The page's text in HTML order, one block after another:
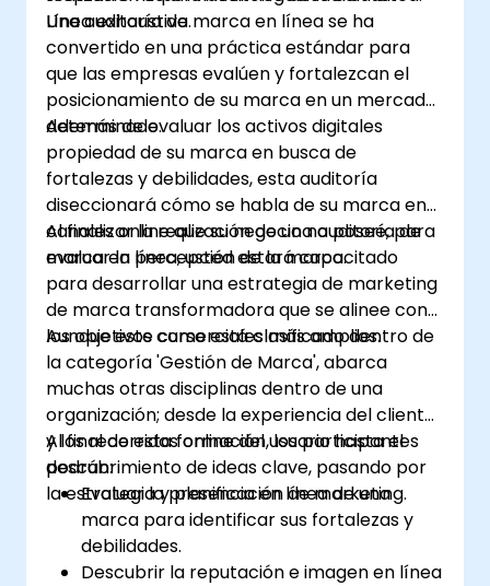
Línea exhaustiva.
Una auditoría de marca en línea se ha
convertido en una práctica estándar para
que las empresas evalúen y fortalezcan el
posicionamiento de su marca en un mercado
determinado.
Además de evaluar los activos digitales
propiedad de su marca en busca de
fortalezas y debilidades, esta auditoría
diseccionará cómo se habla de su marca en
canales online que su negocio no posee, para
evaluar la percepción de la marca.
Al finalizar la realización de una auditoría de
marca en línea, usted estará capacitado
para desarrollar una estrategia de marketing
de marca transformadora que se alinee con
los objetivos comerciales más amplios.
Aunque este curso está clasificado dentro de
la categoría 'Gestión de Marca', abarca
muchas otras disciplinas dentro de una
organización; desde la experiencia del cliente
y los recorridos online del usuario hasta el
descubrimiento de ideas clave, pasando por
la estrategia y planificación de marketing.
Al final de esta formación, los participantes
podrán:
Evaluar la presencia en línea de una
marca para identificar sus fortalezas y
debilidades.
Descubrir la reputación e imagen en línea